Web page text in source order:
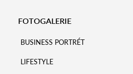
FOTOGALERIE
BUSINESS PORTRÉT
LIFESTYLE